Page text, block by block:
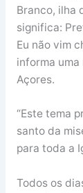
Branco, ilha
significa:
Eu não vim
informa
Açores.
“Este tema
santo da
para toda a
Todos os